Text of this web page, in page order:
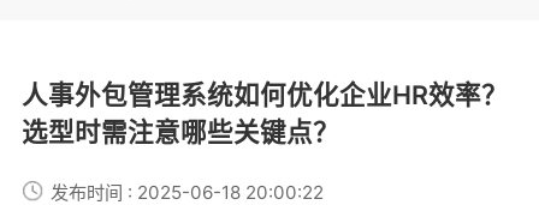
人事外包管理系统如何优化企业HR效率？
选型时需注意哪些关键点？
发布时间 : 2025-06-18 20:00:22